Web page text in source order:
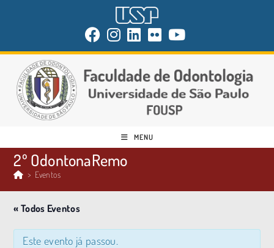
MENU
2º OdontonaRemo
> Eventos
« Todos Eventos
Este evento já passou.